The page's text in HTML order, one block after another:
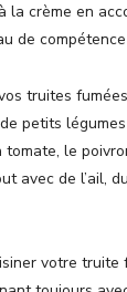
la crème en
de
truites
petits
le
avec de l’ail,
votre truite